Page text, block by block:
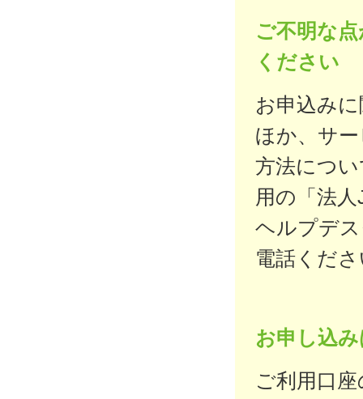
ご不明な
ください
お申込み
ほか、サ
方法につ
用の「法
ヘルプデ
電話くだ
お申し込
ご利用口